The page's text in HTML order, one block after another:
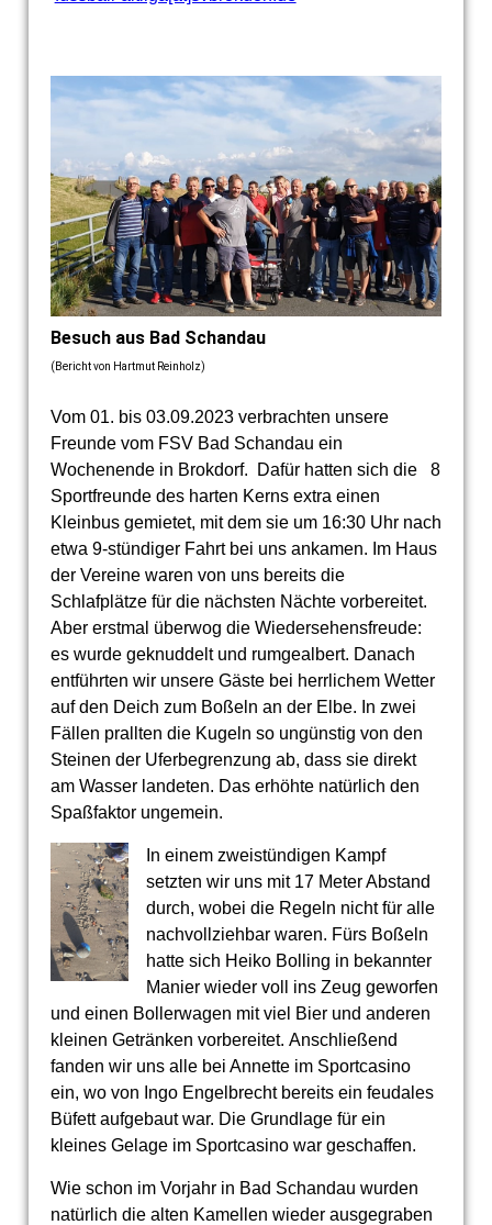
Besuch aus Bad Schandau
(Bericht von Hartmut Reinholz)
Vom 01. bis 03.09.2023 verbrachten unsere
Freunde vom FSV Bad Schandau ein
Wochenende in Brokdorf. Dafür hatten sich die 8
Sportfreunde des harten Kerns extra einen
Kleinbus gemietet, mit dem sie um 16:30 Uhr nach
etwa 9-stündiger Fahrt bei uns ankamen. Im Haus
der Vereine waren von uns bereits die
Schlafplätze für die nächsten Nächte vorbereitet.
Aber erstmal überwog die Wiedersehensfreude:
es wurde geknuddelt und rumgealbert. Danach
entführten wir unsere Gäste bei herrlichem Wetter
auf den Deich zum Boßeln an der Elbe. In zwei
Fällen prallten die Kugeln so ungünstig von den
Steinen der Uferbegrenzung ab, dass sie direkt
am Wasser landeten. Das erhöhte natürlich den
Spaßfaktor ungemein.
In einem zweistündigen Kampf
setzten wir uns mit 17 Meter Abstand
durch, wobei die Regeln nicht für alle
nachvollziehbar waren. Fürs Boßeln
hatte sich Heiko Bolling in bekannter
Manier wieder voll ins Zeug geworfen
und einen Bollerwagen mit viel Bier und anderen
kleinen Getränken vorbereitet. Anschließend
fanden wir uns alle bei Annette im Sportcasino
ein, wo von Ingo Engelbrecht bereits ein feudales
Büfett aufgebaut war. Die Grundlage für ein
kleines Gelage im Sportcasino war geschaffen.
Wie schon im Vorjahr in Bad Schandau wurden
natürlich die alten Kamellen wieder ausgegraben